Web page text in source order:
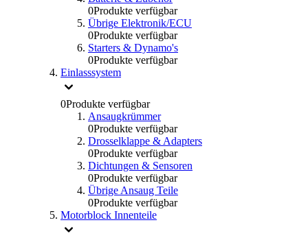
0Produkte verfügbar
Übrige Elektronik/ECU
0Produkte verfügbar
Starters & Dynamo's
0Produkte verfügbar
Einlasssystem
0Produkte verfügbar
Ansaugkrümmer
0Produkte verfügbar
Drosselklappe & Adapters
0Produkte verfügbar
Dichtungen & Sensoren
0Produkte verfügbar
Übrige Ansaug Teile
0Produkte verfügbar
Motorblock Innenteile